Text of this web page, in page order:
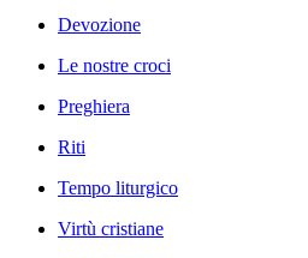
Devozione
Le nostre croci
Preghiera
Riti
Tempo liturgico
Virtù cristiane